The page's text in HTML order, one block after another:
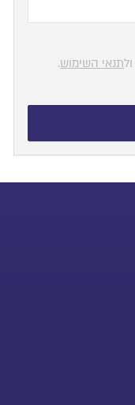
ולתנאי השימוש.